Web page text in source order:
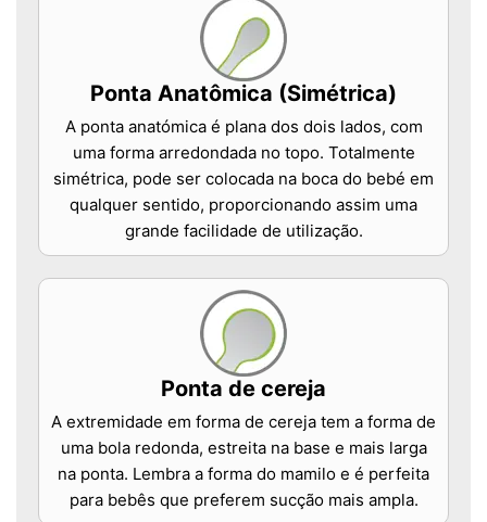
Ponta Anatômica (Simétrica)
A ponta anatómica é plana dos dois lados, com
uma forma arredondada no topo. Totalmente
simétrica, pode ser colocada na boca do bebé em
qualquer sentido, proporcionando assim uma
grande facilidade de utilização.
Ponta de cereja
A extremidade em forma de cereja tem a forma de
uma bola redonda, estreita na base e mais larga
na ponta. Lembra a forma do mamilo e é perfeita
para bebês que preferem sucção mais ampla.